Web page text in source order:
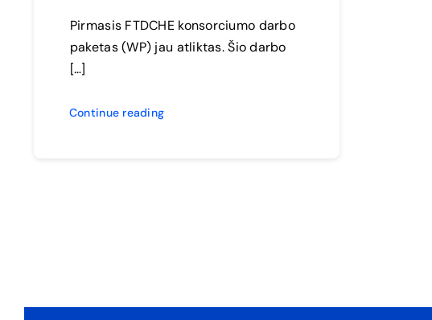
Pirmasis FTDCHE konsorciumo darbo
paketas (WP) jau atliktas. Šio darbo
[…]
Continue reading